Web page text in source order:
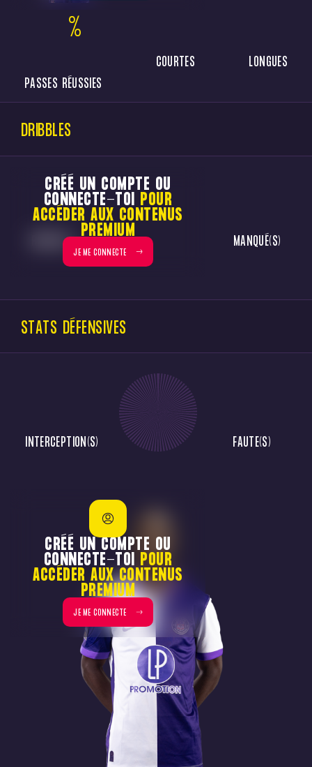
%
PASSES RÉUSSIES
COURTES LONGUES
DRIBBLES
RÉUSSI(S) MANQUÉ(S)
CRÉÉ UN COMPTE OU
CONNECTE-TOI POUR
ACCÉDER AUX CONTENUS
PREMIUM
JE ME CONNECTE
STATS DÉFENSIVES
INTERCEPTION(S) FAUTE(S)
CRÉÉ UN COMPTE OU
CONNECTE-TOI POUR
ACCÉDER AUX CONTENUS
PREMIUM
JE ME CONNECTE